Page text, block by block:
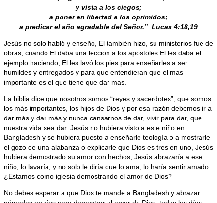
y vista a los ciegos;
a poner en libertad a los oprimidos;
a predicar el año agradable del Señor.” Lucas 4:18,19
Jesús no solo habló y enseñó, El también hizo, su ministerios fue de
obras, cuando El daba una lección a los apóstoles El les daba el
ejemplo haciendo, El les lavó los pies para enseñarles a ser
humildes y entregados y para que entendieran que el mas
importante es el que tiene que dar mas.
La biblia dice que nosotros somos “reyes y sacerdotes”, que somos
los más importantes, los hijos de Dios y por esa razón debemos ir a
dar más y dar más y nunca cansarnos de dar, vivir para dar, que
nuestra vida sea dar. Jesús no hubiera visto a este niño en
Bangladesh y se hubiera puesto a enseñarle teología o a mostrarle
el gozo de una alabanza o explicarle que Dios es tres en uno, Jesús
hubiera demostrado su amor con hechos, Jesús abrazaría a ese
niño, lo lavaría, y no solo le diría que lo ama, lo haría sentir amado.
¿Estamos como iglesia demostrando el amor de Dios?
No debes esperar a que Dios te mande a Bangladesh y abrazar